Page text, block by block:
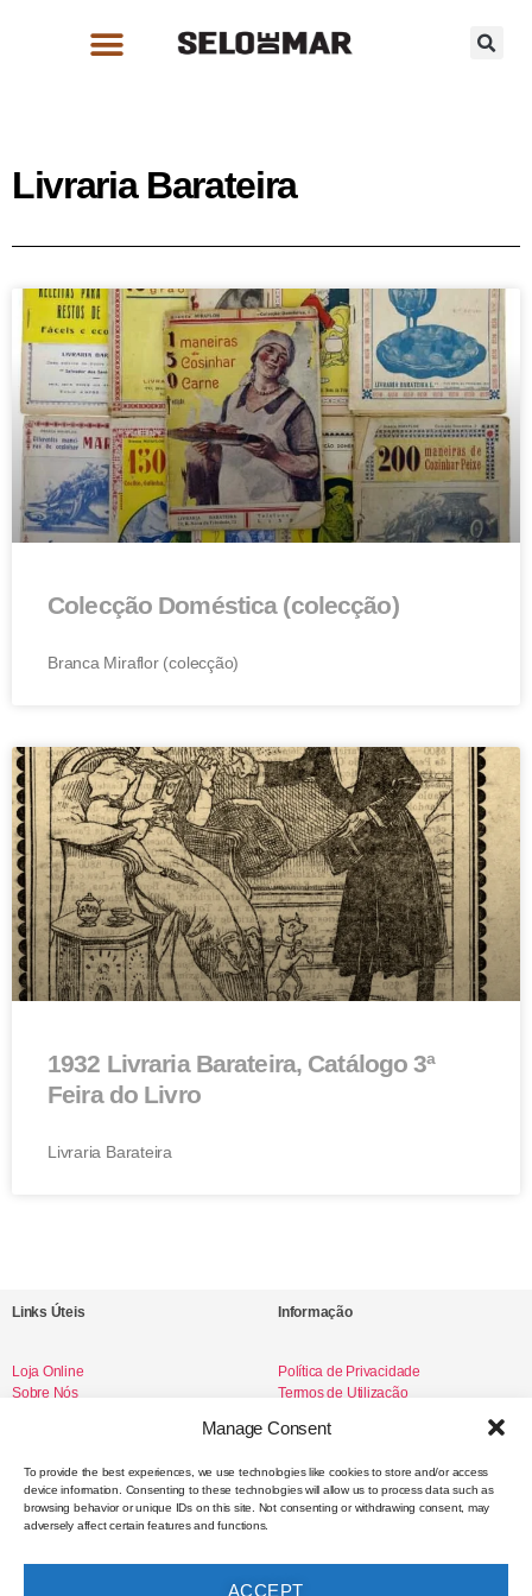
Manage Consent
To provide the best experiences, we use technologies like cookies to store and/or access
device information. Consenting to these technologies will allow us to process data such as
browsing behavior or unique IDs on this site. Not consenting or withdrawing consent, may
adversely affect certain features and functions.
ACCEPT
Livraria Barateira
Colecção Doméstica (colecção)
Branca Miraflor (colecção)
1932 Livraria Barateira, Catálogo 3ª
Feira do Livro
Livraria Barateira
Links Úteis
Loja Online
Sobre Nós
Informação
Política de Privacidade
Termos de Utilização
Redes Sociais